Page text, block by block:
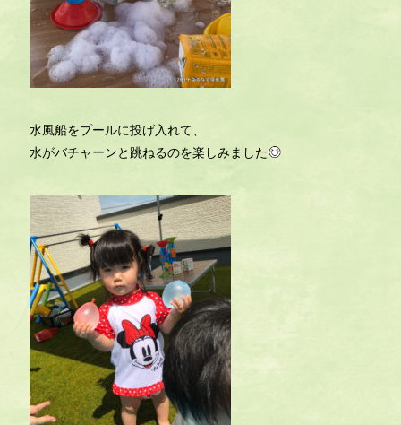
水風船をプールに投げ入れて、
水がバチャーンと跳ねるのを楽しみました